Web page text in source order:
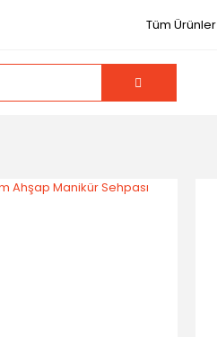
Tüm Ürünler